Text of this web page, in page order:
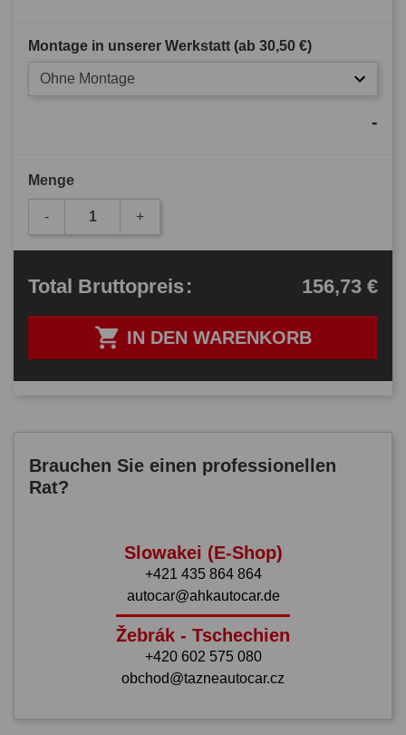
Montage in unserer Werkstatt (ab 30,50 €)
Ohne Montage
-
Menge
- +
 IN DEN WARENKORB
Total Bruttopreis: 156,73 €
Brauchen Sie einen professionellen
Rat?
Slowakei (E-Shop)
+421 435 864 864
autocar@ahkautocar.de
Žebrák - Tschechien
+420 602 575 080
obchod@tazneautocar.cz